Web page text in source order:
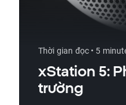
Thời gian đọc • 5
xStation 5:
trường